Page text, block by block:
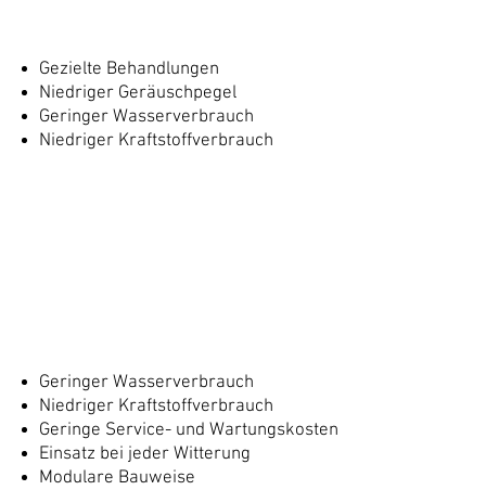
Gezielte Behandlungen
Niedriger Geräuschpegel
Geringer Wasserverbrauch
Niedriger Kraftstoffverbrauch
Geringer Wasserverbrauch
Niedriger Kraftstoffverbrauch
Geringe Service- und Wartungskosten
Einsatz bei jeder Witterung
Modulare Bauweise